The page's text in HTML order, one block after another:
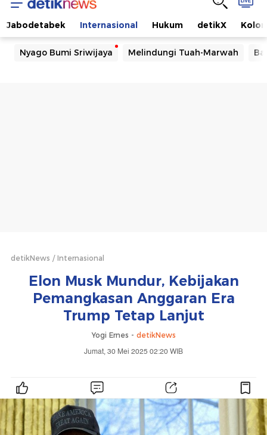
Jabodetabek Internasional Hukum detikX
Nyago Bumi Sriwijaya Melindungi Tuah-Marwah
detikNews Internasional
Elon Musk Mundur, Kebijakan
Pemangkasan Anggaran Era
Trump Tetap Lanjut
Yogi Ernes - detikNews
Jumat, 30 Mei 2025 02:20 WIB